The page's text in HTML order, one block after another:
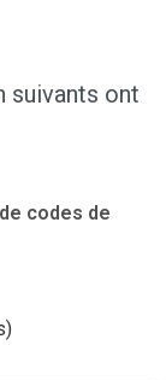
suivants ont
codes de